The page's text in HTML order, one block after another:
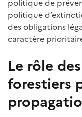
politique
des obligations
caractère
Le rôle
forestiers